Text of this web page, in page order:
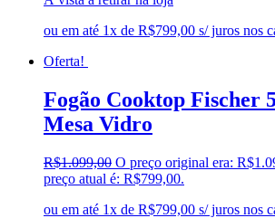
ou em até 1x de R$799,00 s/ juros nos
Oferta!
Fogão Cooktop Fischer
Mesa Vidro
R$1.099,00 O preço original era:
preço atual é: R$799,00.
ou em até 1x de R$799,00 s/ juros nos